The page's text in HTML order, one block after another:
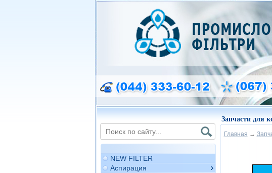
NEW FILTER
Аспирация
Запчасти для
Главная →